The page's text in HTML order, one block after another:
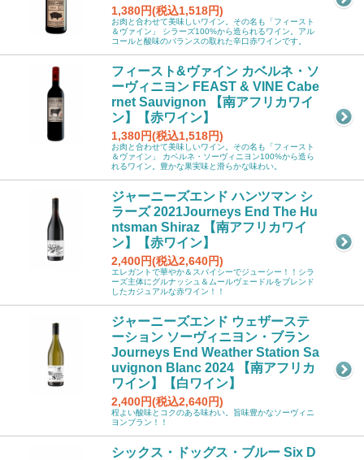
1,380円(税込1,518円)
お肉と合わせて美味しいワイン。その名も「フィースト
＆ヴァイン」 シラーズ100%から造られるワイン。アル
コールと酸味のバランスの取れた辛口赤ワインです。
フィースト&ヴァイン カベルネ・ソ
ーヴィニヨン FEAST & VINE Cabe
rnet Sauvignon 【南アフリカワイ
ン】【赤ワイン】
1,380円(税込1,518円)
お肉と合わせて美味しいワイン。その名も「フィースト
＆ヴァイン」 カベルネ・ソーヴィニヨン100%から造ら
れるワイン。豊かな果実味と滑らかな味わい。
ジャーニーズエンド ハンツマン シ
ラーズ 2021Journeys End The Hu
ntsman Shiraz 【南アフリカワイ
ン】【赤ワイン】
2,400円(税込2,640円)
エレガントで華やか＆スパイシーでジューシー！！シラ
ーズ主体にグルナッシュ＆ムールヴェードルをブレンド
したカジュアルな赤ワイン！！
ジャーニーズエンド ウェザーステ
ーション ソーヴィニヨン・ブラン
Journeys End Weather Station Sa
uvignon Blanc 2024 【南アフリカ
ワイン】【白ワイン】
2,400円(税込2,640円)
程よい酸味とコクのある味わい。旨味豊かなソーヴィニ
ヨンブラン！！
シックス・ドッグス・ブルー Six D